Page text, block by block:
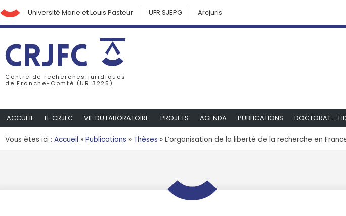
Université Marie et Louis Pasteur UFR SJEPG Arcjuris
Centre de recherches juridiques
de Franche-Comté (UR 3225)
ACCUEIL LE CRJFC VIE DU LABORATOIRE PROJETS AGENDA PUBLICATIONS DOCTORAT –
Vous êtes ici : Accueil » Publications » Thèses » L’organisation de la liberté de la recherche en